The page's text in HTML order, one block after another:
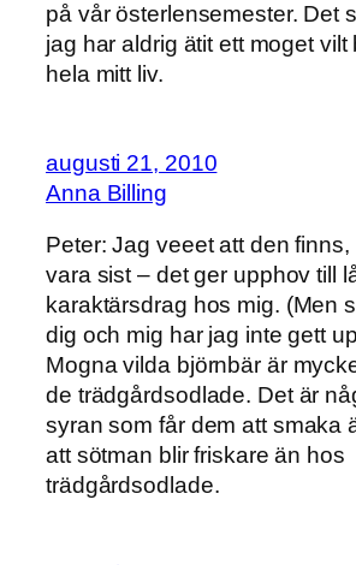
på vår österlensemester. Det
jag har aldrig ätit ett moget vilt
hela mitt liv.
augusti 21, 2010
Anna Billing
Peter: Jag veeet att den
vara sist – det ger upphov till
karaktärsdrag hos mig. (Men
dig och mig har jag inte gett
Mogna vilda björnbär är
de trädgårdsodlade. Det är
syran som får dem att smaka
att sötman blir friskare än hos
trädgårdsodlade.